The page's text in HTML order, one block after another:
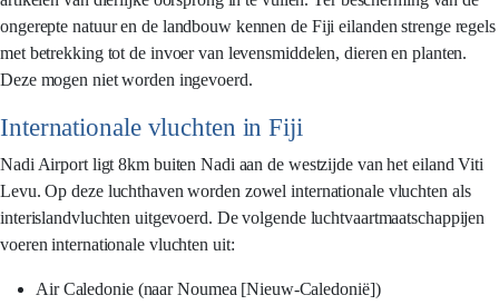
ongerepte natuur en de landbouw kennen de Fiji eilanden strenge regels
met betrekking tot de invoer van levensmiddelen, dieren en planten.
Deze mogen niet worden ingevoerd.
Internationale vluchten in Fiji
Nadi Airport ligt 8km buiten Nadi aan de westzijde van het eiland Viti
Levu. Op deze luchthaven worden zowel internationale vluchten als
interislandvluchten uitgevoerd. De volgende luchtvaartmaatschappijen
voeren internationale vluchten uit:
Air Caledonie (naar Noumea [Nieuw-Caledonië])